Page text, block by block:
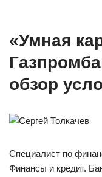
«Умная
обзор
Специалист по
Финансы и кредит.